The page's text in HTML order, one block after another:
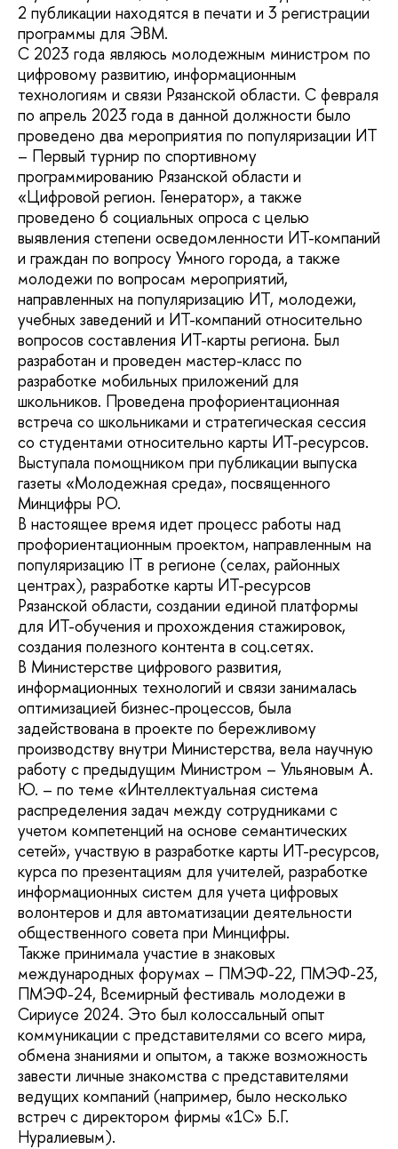
2 публикации находятся в печати и 3 регистрации
программы для ЭВМ.
С 2023 года являюсь молодежным министром по
цифровому развитию, информационным
технологиям и связи Рязанской области. С февраля
по апрель 2023 года в данной должности было
проведено два мероприятия по популяризации ИТ
– Первый турнир по спортивному
программированию Рязанской области и
«Цифровой регион. Генератор», а также
проведено 6 социальных опроса с целью
выявления степени осведомленности ИТ-компаний
и граждан по вопросу Умного города, а также
молодежи по вопросам мероприятий,
направленных на популяризацию ИТ, молодежи,
учебных заведений и ИТ-компаний относительно
вопросов составления ИТ-карты региона. Был
разработан и проведен мастер-класс по
разработке мобильных приложений для
школьников. Проведена профориентационная
встреча со школьниками и стратегическая сессия
со студентами относительно карты ИТ-ресурсов.
Выступала помощником при публикации выпуска
газеты «Молодежная среда», посвященного
Минцифры РО.
В настоящее время идет процесс работы над
профориентационным проектом, направленным на
популяризацию IT в регионе (селах, районных
центрах), разработке карты ИТ-ресурсов
Рязанской области, создании единой платформы
для ИТ-обучения и прохождения стажировок,
создания полезного контента в соц.сетях.
В Министерстве цифрового развития,
информационных технологий и связи занималась
оптимизацией бизнес-процессов, была
задействована в проекте по бережливому
производству внутри Министерства, вела научную
работу с предыдущим Министром – Ульяновым А.
Ю. – по теме «Интеллектуальная система
распределения задач между сотрудниками с
учетом компетенций на основе семантических
сетей», участвую в разработке карты ИТ-ресурсов,
курса по презентациям для учителей, разработке
информационных систем для учета цифровых
волонтеров и для автоматизации деятельности
общественного совета при Минцифры.
Также принимала участие в знаковых
международных форумах – ПМЭФ-22, ПМЭФ-23,
ПМЭФ-24, Всемирный фестиваль молодежи в
Сириусе 2024. Это был колоссальный опыт
коммуникации с представителями со всего мира,
обмена знаниями и опытом, а также возможность
завести личные знакомства с представителями
ведущих компаний (например, было несколько
встреч с директором фирмы «1С» Б.Г.
Нуралиевым).